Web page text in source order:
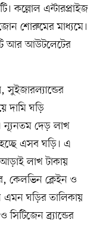
কল্লোল এন্টারপ্রাইজ
শোরুমের মাধ্যমে।
আর আউটলেটের
সুইজারল্যান্ডের
দামি ঘড়ি
ন্যূনতম দেড় লাখ
হচ্ছে এসব ঘড়ি। এ
আড়াই লাখ টাকায়
কেলভিন ক্লেইন ও
এমন ঘড়ির তালিকায়
ব্র্যান্ডের